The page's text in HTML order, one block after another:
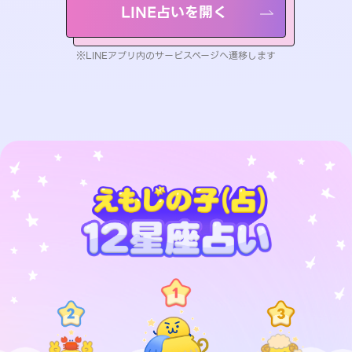
LINE占いを開く
※LINEアプリ内のサービスページへ遷移します